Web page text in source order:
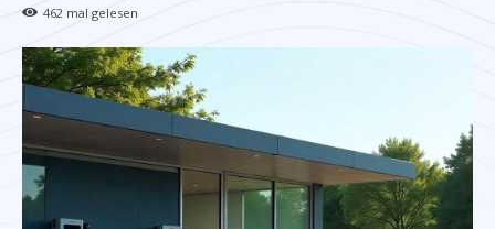
462 mal gelesen